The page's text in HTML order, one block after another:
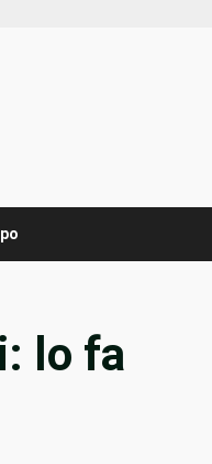
lo fa